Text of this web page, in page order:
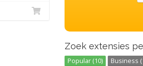
Zoek extensies
Popular (10) Business